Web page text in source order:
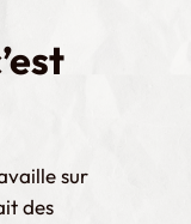
sur
des